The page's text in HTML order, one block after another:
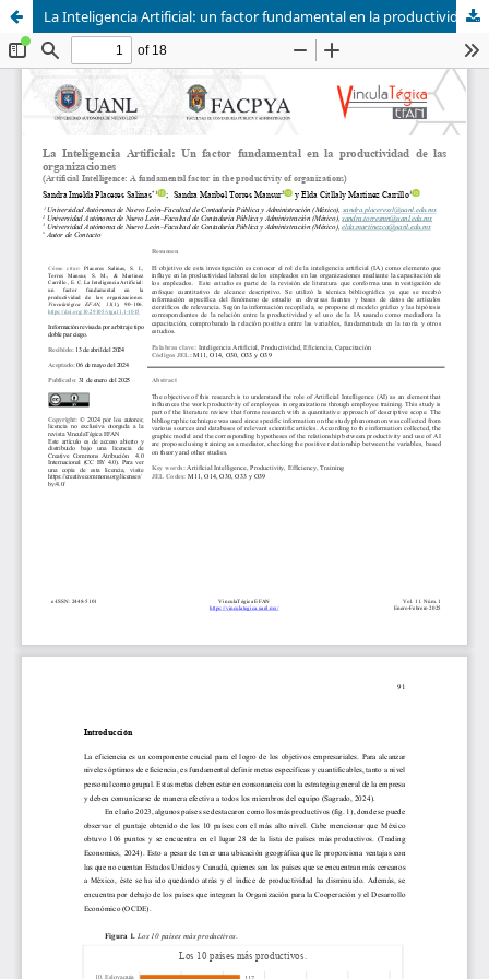
La Inteligencia Artificial: un factor fundamental en la productividad de las organizaciones